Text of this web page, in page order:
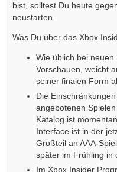
bist, solltest Du heute
neustarten.
Was Du über das Xbox
Wie üblich bei
Vorschauen, weicht
seiner finalen Form
Die
angebotenen
Katalog ist
Interface ist in der
Großteil an AAA-
später im Frühling in
Im Xbox Insider